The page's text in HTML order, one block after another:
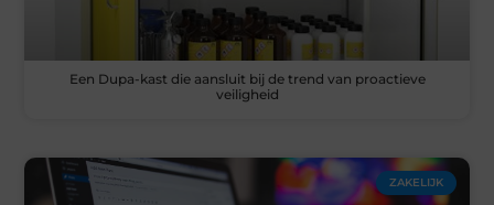
Een Dupa-kast die aansluit bij de trend van proactieve
veiligheid
ZAKELIJK